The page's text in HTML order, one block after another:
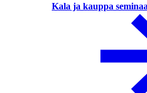
Kala ja kauppa